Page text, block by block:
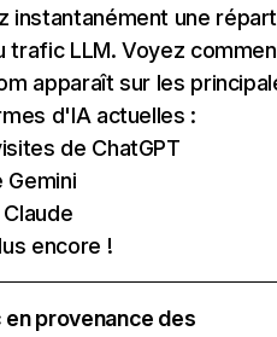
instantanément une
trafic LLM. Voyez
apparaît sur les
d'IA actuelles :
de ChatGPT
Gemini
Claude
encore !
en provenance des